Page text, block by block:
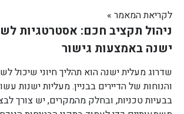
לקריאת המאמר »
ניהול תקציב חכם: אסטרטגיות
ישנה באמצעות גישור
שדרוג מעלית ישנה הוא תהליך חיוני שיכול
והנוחות של הדיירים בבניין. מעליות ישנות
בבעיות טכניות, ובחלק מהמקרים, יש צורך